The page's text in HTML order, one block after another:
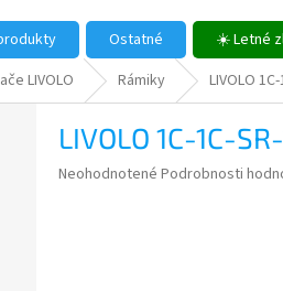
Ostatné ☀️ Letné
LIVOLO Rámiky LIVOLO
LIVOLO 1C-1C-
Priemerné
Neohodnotené Podrobnosti